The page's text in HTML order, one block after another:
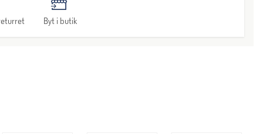
Byt i butik